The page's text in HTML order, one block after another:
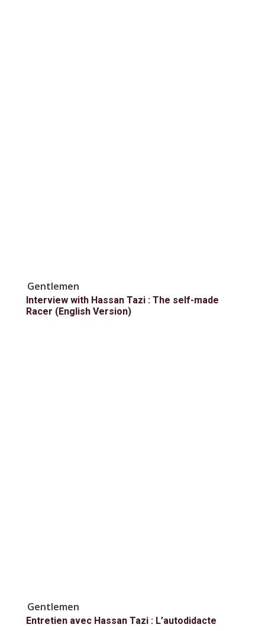
Gentlemen
Interview with Hassan Tazi : The self-made
Racer (English Version)
Gentlemen
Entretien avec Hassan Tazi : L’autodidacte